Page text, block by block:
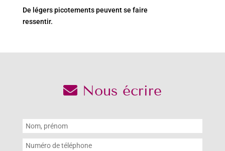
De légers picotements peuvent se faire
ressentir.
Nous écrire